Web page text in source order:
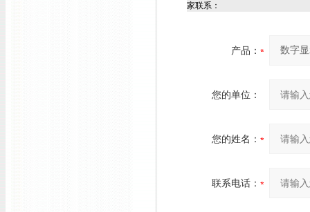
家联系：
产品：
您的单位：
您的姓名：
联系电话：